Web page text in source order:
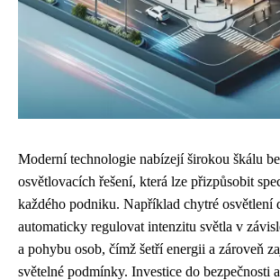
Moderní technologie nabízejí širokou škálu
osvětlovacích řešení, která lze přizpůsobit
každého podniku. Například chytré osvětlení
automaticky regulovat intenzitu světla v
a pohybu osob, čímž šetří energii a zároveň
světelné podmínky. Investice do bezpečnosti